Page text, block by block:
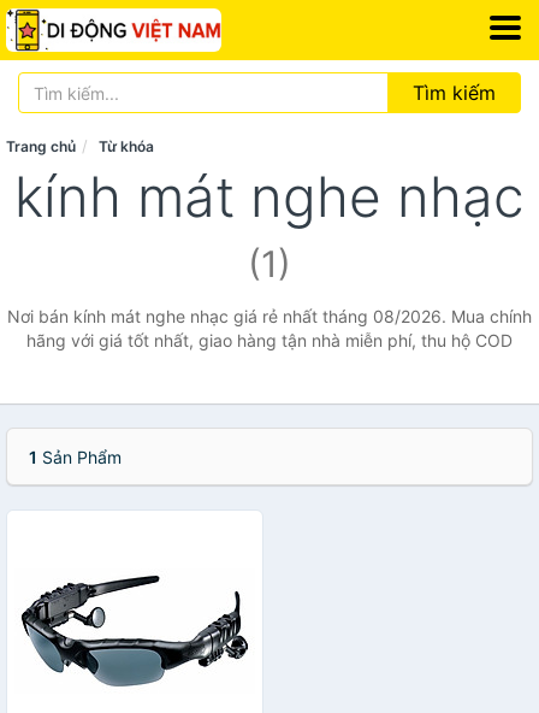
Tìm kiếm
Trang chủ Từ khóa
kính mát nghe nhạc
(1)
Nơi bán kính mát nghe nhạc giá rẻ nhất tháng 08/2026. Mua chính
hãng với giá tốt nhất, giao hàng tận nhà miễn phí, thu hộ COD
1 Sản Phẩm